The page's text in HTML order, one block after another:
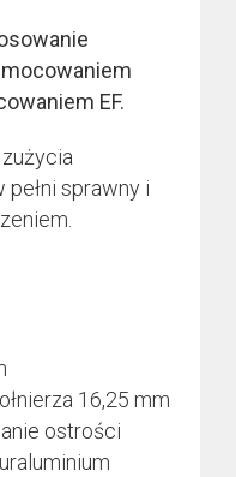
EF.
sprawny i
16,25 mm
ostrości